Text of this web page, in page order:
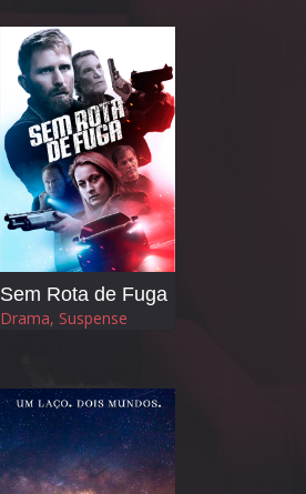
Sem Rota de Fuga
Drama, Suspense